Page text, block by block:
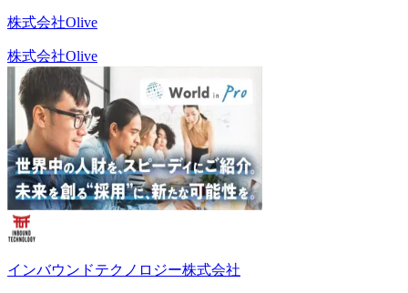
株式会社Olive
株式会社Olive
インバウンドテクノロジー株式会社